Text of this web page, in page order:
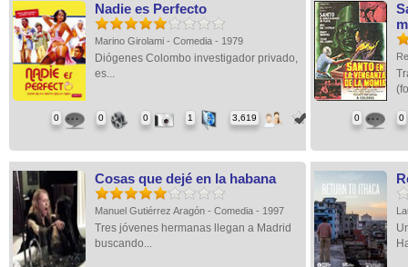
Nadie es Perfecto
Marino Girolami - Comedia - 1979
Diógenes Colombo investigador privado,
es...
0 0 0 1 3,619 0 0
Cosas que dejé en la habana
Manuel Gutiérrez Aragón - Comedia - 1997
Tres jóvenes hermanas llegan a Madrid
buscando...